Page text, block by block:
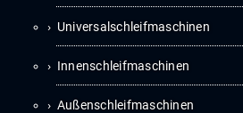
Universalschleifmaschinen
Innenschleifmaschinen
Außenschleifmaschinen